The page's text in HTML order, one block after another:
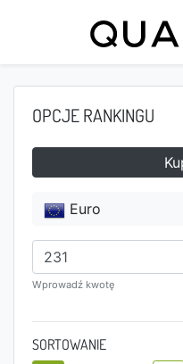
OPCJE RANKINGU
Euro
Wprowadź kwotę
SORTOWANIE